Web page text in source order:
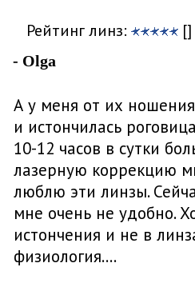
Рейтинг линз: []
- Olga
А у меня от их
и истончилась
10-12 часов в сутки
лазерную коррекцию
люблю эти линзы.
мне очень не удобно.
истончения и не в
физиология....